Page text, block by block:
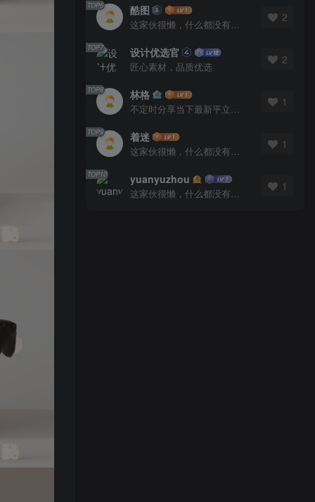
TOP6 酷图
这家伙很懒，什么都没有写...
2
TOP7 设计优选官
匠心素材，品质优选
2
TOP8 林格
不定时分享当下最新平立面图库
1
TOP9 着迷
这家伙很懒，什么都没有写...
1
TOP10 yuanyuzhou
这家伙很懒，什么都没有写...
1